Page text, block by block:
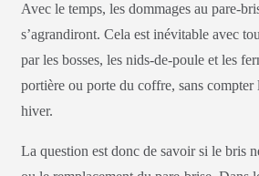
Avec le temps, les dommages au pare-
s’agrandiront. Cela est inévitable avec
par les bosses, les nids-de-poule et les
portière ou porte du coffre, sans compter
hiver.
La question est donc de savoir si le bris